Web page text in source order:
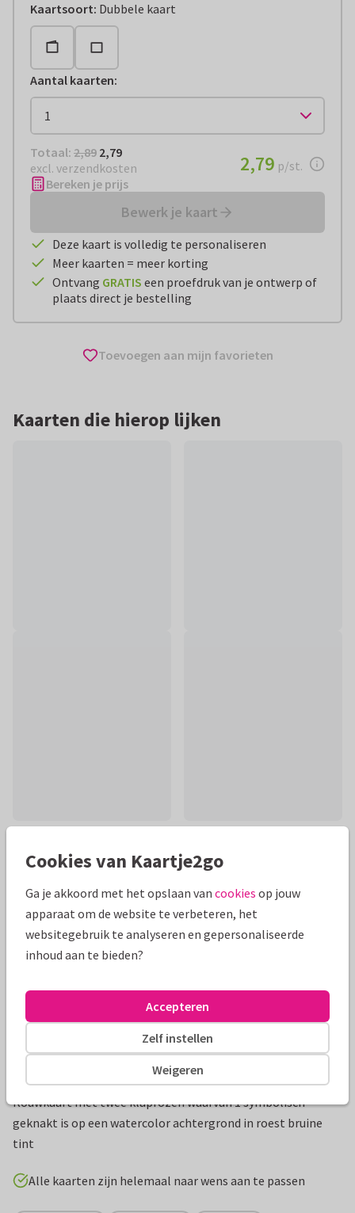
Kaartsoort: Dubbele kaart
Aantal kaarten:
Totaal: € 2,79
Totaal: 2,89 2,79
excl. verzendkosten
€ 2,79per stuk
2,79 p/st.
Bereken je prijs
Bewerk je kaart
Deze kaart is volledig te personaliseren
Meer kaarten = meer korting
Ontvang GRATIS een proefdruk van je ontwerp of
plaats direct je bestelling
Toevoegen aan mijn favorieten
Kaarten die hierop lijken
Mooie extra's bij je kaart
Rouwkaart met twee klaprozen waarvan 1 symbolisch
geknakt is op een watercolor achtergrond in roest bruine
tint
Alle kaarten zijn helemaal naar wens aan te passen
Cookies van Kaartje2go
Ga je akkoord met het opslaan van cookies op jouw
apparaat om de website te verbeteren, het
websitegebruik te analyseren en gepersonaliseerde
inhoud aan te bieden?
Weigeren
Zelf instellen
Accepteren